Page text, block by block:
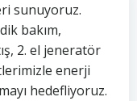
sunuyoruz.
bakım,
2. el jeneratör
enerji
hedefliyoruz.